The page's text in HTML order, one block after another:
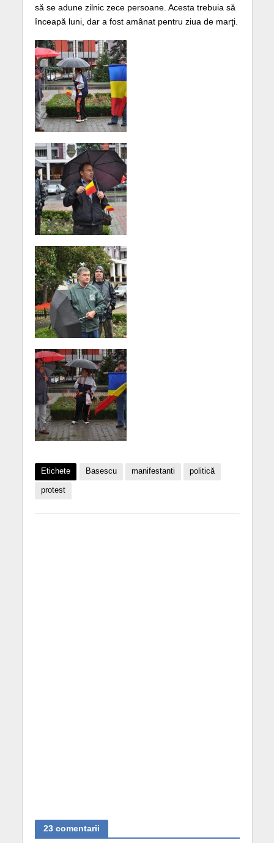
să se adune zilnic zece persoane. Acesta trebuia să
înceapă luni, dar a fost amânat pentru ziua de marţi.
Etichete Basescu manifestanti politică
protest
23 comentarii